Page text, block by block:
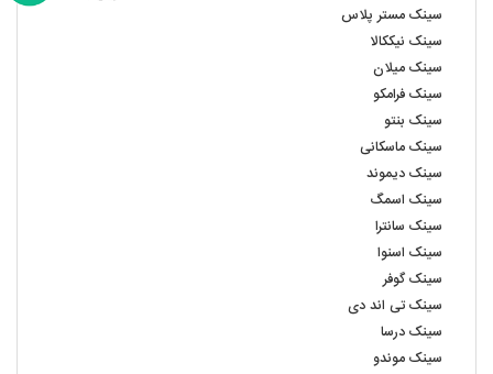
سینک مستر پلاس
سینک نیککالا
سینک میلان
سینک فرامکو
سینک بنتو
سینک ماسکانی
سینک دیموند
سینک اسمگ
سینک سانترا
سینک اسنوا
سینک گوفر
سینک تی اند دی
سینک درسا
سینک موندو